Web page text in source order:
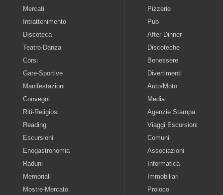
Mercati
Intrattenimento
Discoteca
Teatro-Danza
Corsi
Gare-Sportive
Manifestazioni
Convegni
Riti-Religiosi
Reading
Escursioni
Enogastronomia
Raduni
Memoriali
Mostre-Mercato
Pizzerie
Pub
After Dinner
Discoteche
Benessere
Divertimenti
Auto/Moto
Media
Agenzie Stampa
Viaggi Escursioni
Comuni
Associazioni
Informatica
Immobiliari
Proloco